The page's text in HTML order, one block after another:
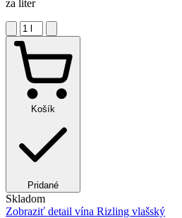
za liter
Košík
Pridané
Skladom
Zobraziť detail vína Rizling vlašský